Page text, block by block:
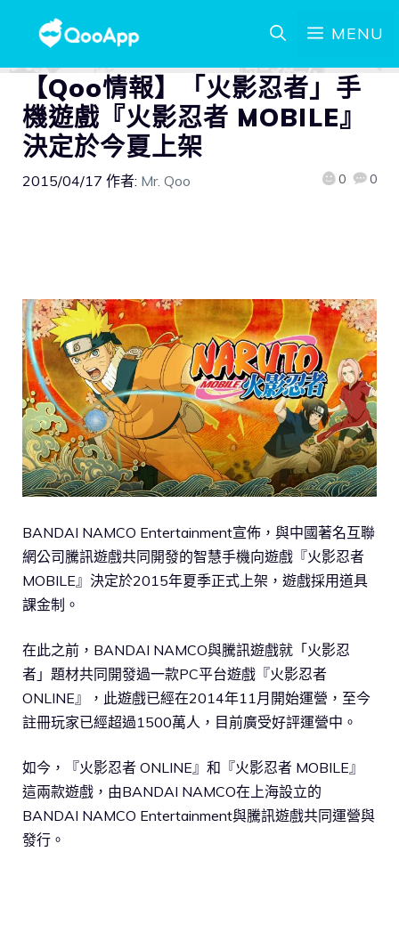
MENU
【Qoo情報】「火影忍者」手
機遊戲『火影忍者 MOBILE』
決定於今夏上架
2015/04/17 作者: Mr. Qoo 0 0
BANDAI NAMCO Entertainment宣佈，與中國著名互聯
網公司騰訊遊戲共同開發的智慧手機向遊戲『火影忍者
MOBILE』決定於2015年夏季正式上架，遊戲採用道具
課金制。
在此之前，BANDAI NAMCO與騰訊遊戲就「火影忍
者」題材共同開發過一款PC平台遊戲『火影忍者
ONLINE』，此遊戲已經在2014年11月開始運營，至今
註冊玩家已經超過1500萬人，目前廣受好評運營中。
如今，『火影忍者 ONLINE』和『火影忍者 MOBILE』
這兩款遊戲，由BANDAI NAMCO在上海設立的
BANDAI NAMCO Entertainment與騰訊遊戲共同運營與
發行。